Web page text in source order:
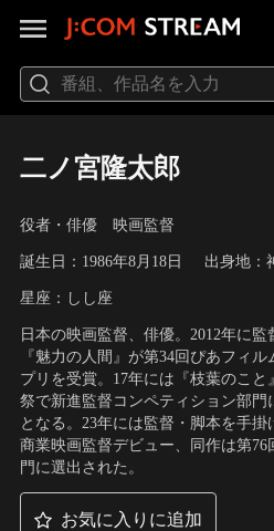
二ノ宮隆太郎
役者・俳優 映画監督
誕生日：1986年8月18日 出身地：
星座：しし座
日本の映画監督、俳優。2012年に
『魅力の人間』が第34回ぴあフィ
プリを受賞。17年には『枝葉のこ
祭で新進監督コンペティション部
となる。23年には監督・脚本を手
商業映画監督デビュー、同作は第
門に選出された。
お気に入りに追加